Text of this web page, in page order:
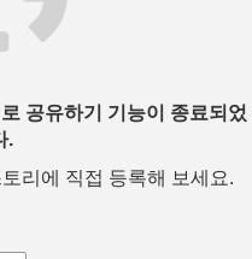
공유하기 기능이 종료되었
.
리에 직접 등록해 보세요.